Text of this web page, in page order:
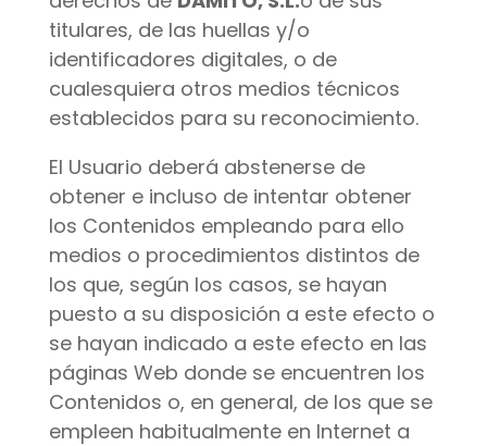
titulares, de las huellas y/o
identificadores digitales, o de
cualesquiera otros medios técnicos
establecidos para su reconocimiento.
El Usuario deberá abstenerse de
obtener e incluso de intentar obtener
los Contenidos empleando para ello
medios o procedimientos distintos de
los que, según los casos, se hayan
puesto a su disposición a este efecto o
se hayan indicado a este efecto en las
páginas Web donde se encuentren los
Contenidos o, en general, de los que se
empleen habitualmente en Internet a